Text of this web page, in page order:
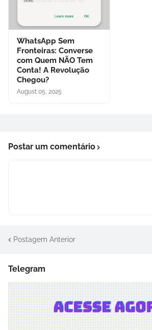
WhatsApp Sem
Fronteiras: Converse
com Quem NÃO Tem
Conta! A Revolução
Chegou?
August 05, 2025
Postar um comentário
Postagem Anterior
Telegram